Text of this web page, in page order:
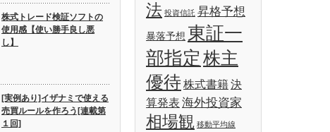
株式トレード検証ソフトの
使用感【使い勝手良し悪
し】
[実例あり]イザナミで使える
売買ルールを作ろう[連載第
１回]
法 投資信託 昇格予想
暴落予想 東証一
部指定 株主
優待 株式書籍決
算発表 海外投資家
相場観 移動平均線